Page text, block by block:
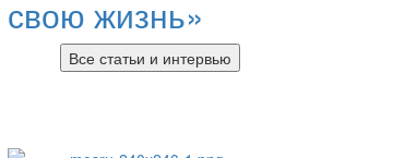
свою жизнь»
Все статьи и интервью